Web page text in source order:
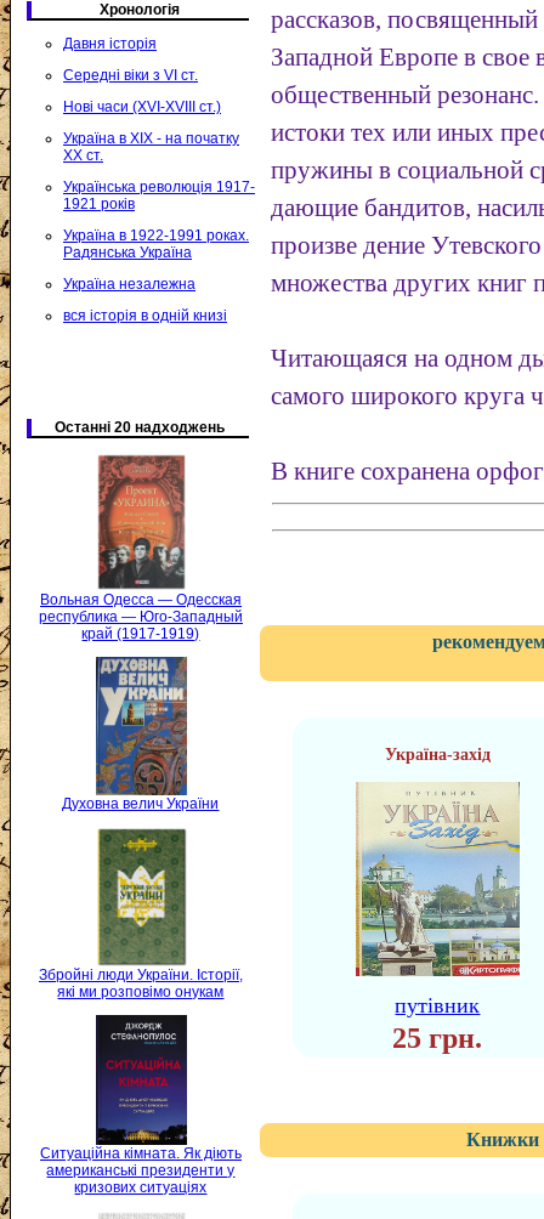
Хронологія
Давня історія
Середні віки з VI ст.
Нові часи (XVI-XVIII ст.)
Україна в XIX - на початку
XX ст.
Українська революція 1917-
1921 років
Україна в 1922-1991 роках.
Радянська Україна
Україна незалежна
вся історія в одній книзі
Останні 20 надходжень
Вольная Одесса — Одесская
республика — Юго-Западный
край (1917-1919)
Духовна велич України
Збройні люди України. Історії,
які ми розповімо онукам
Ситуаційна кімната. Як діють
американські президенти у
кризових ситуаціях
рассказов,
Западной Европе в
общественный
истоки тех или иных
пружины в социальной
дающие бандитов,
произве дение
множества других книг
Читающаяся на одном
самого широкого круга
В книге сохранена
Україна-захід
путівник
25 грн.
Книжки